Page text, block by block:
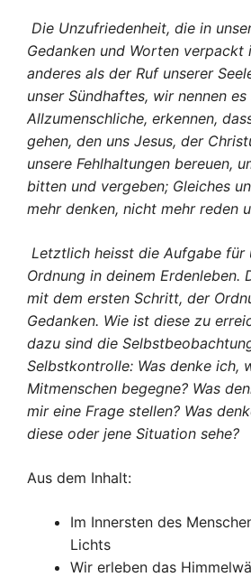
Die Unzufriedenheit, die in
Gedanken und Worten verpackt
anderes als der Ruf unserer
unser Sündhaftes, wir nennen
Allzumenschliche, erkennen,
gehen, den uns Jesus, der
unsere Fehlhaltungen bereuen,
bitten und vergeben; Gleiches
mehr denken, nicht mehr reden
Letztlich heisst die Aufgabe für
Ordnung in deinem Erdenleben.
mit dem ersten Schritt, der
Gedanken. Wie ist diese zu
dazu sind die
Selbstkontrolle: Was denke ich,
Mitmenschen begegne? Was
mir eine Frage stellen? Was
diese oder jene Situation sehe?
Aus dem Inhalt:
Im Innersten des
Lichts
Wir erleben das